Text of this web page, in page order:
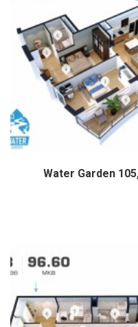
Дэлгэрэнгүй
Water Garden